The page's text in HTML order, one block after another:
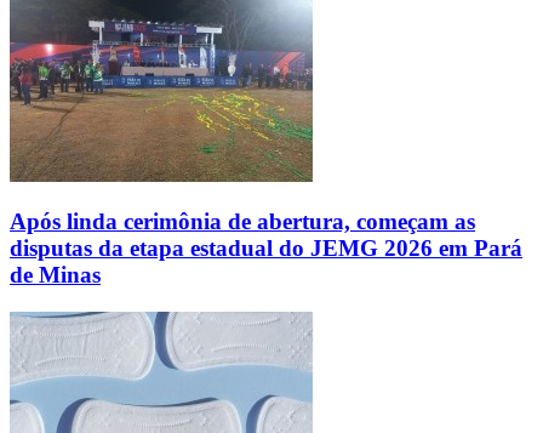
Após linda cerimônia de abertura, começam as
disputas da etapa estadual do JEMG 2026 em Pará
de Minas